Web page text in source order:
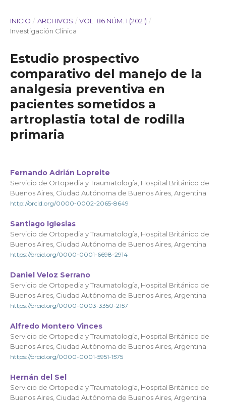
INICIO / ARCHIVOS / VOL. 86 NÚM. 1 (2021) /
Investigación Clínica
Estudio prospectivo
comparativo del manejo de la
analgesia preventiva en
pacientes sometidos a
artroplastia total de rodilla
primaria
Fernando Adrián Lopreite
Servicio de Ortopedia y Traumatología, Hospital Británico de
Buenos Aires, Ciudad Autónoma de Buenos Aires, Argentina
http://orcid.org/0000-0002-2065-8649
Santiago Iglesias
Servicio de Ortopedia y Traumatología, Hospital Británico de
Buenos Aires, Ciudad Autónoma de Buenos Aires, Argentina
https://orcid.org/0000-0001-6698-2914
Daniel Veloz Serrano
Servicio de Ortopedia y Traumatología, Hospital Británico de
Buenos Aires, Ciudad Autónoma de Buenos Aires, Argentina
https://orcid.org/0000-0003-3350-2157
Alfredo Montero Vinces
Servicio de Ortopedia y Traumatología, Hospital Británico de
Buenos Aires, Ciudad Autónoma de Buenos Aires, Argentina
https://orcid.org/0000-0001-5951-1575
Hernán del Sel
Servicio de Ortopedia y Traumatología, Hospital Británico de
Buenos Aires, Ciudad Autónoma de Buenos Aires, Argentina